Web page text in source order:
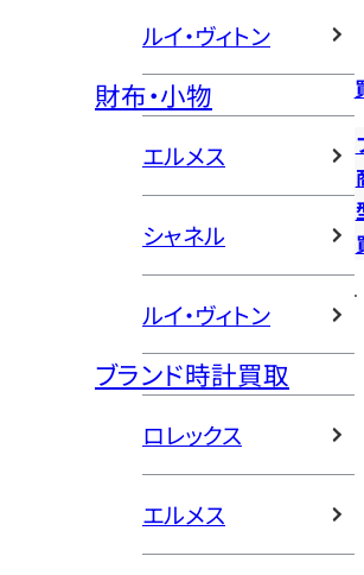
ルイ・ヴィトン
財布・小物
エルメス
シャネル
ルイ・ヴィトン
ブランド時計買取
ロレックス
エルメス